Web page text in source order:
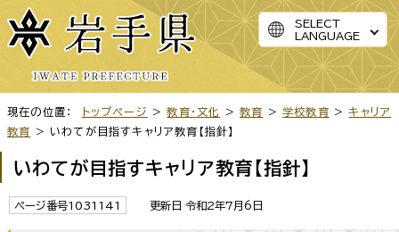
SELECT
LANGUAGE
現在の位置： トップページ >教育・文化 >教育 >学校教育 >キャリア
教育
> いわてが目指すキャリア教育【指針】
いわてが目指すキャリア教育【指針】
ページ番号1031141 更新日 令和2年7月6日